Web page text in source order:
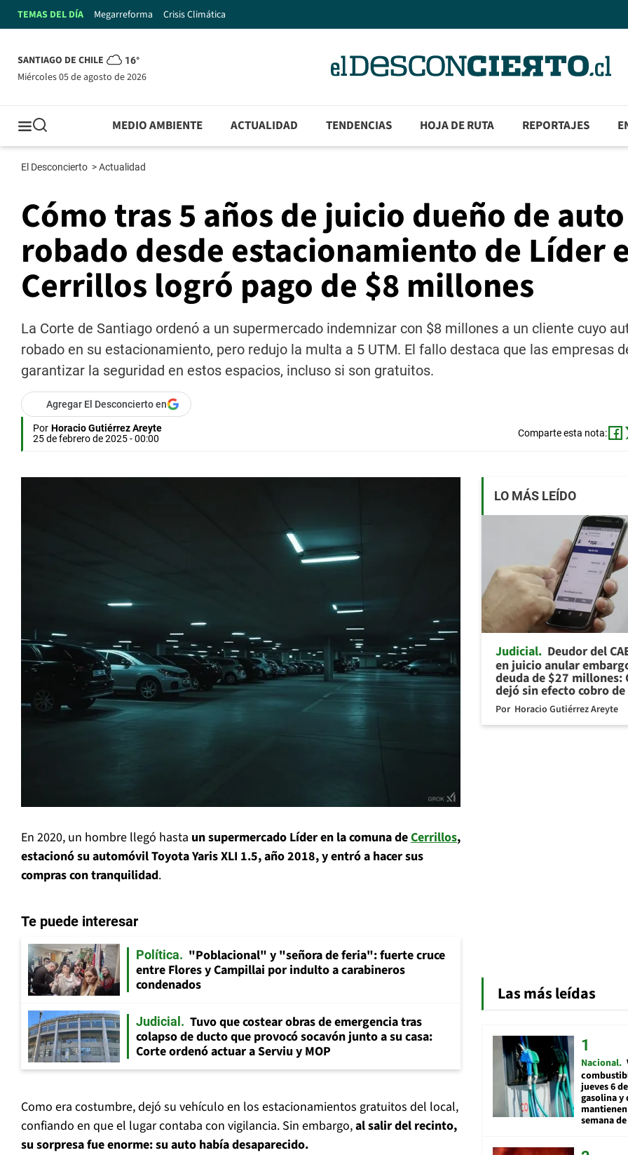
TEMAS DEL DÍA Megarreforma Crisis Climática
SANTIAGO DE CHILE 16°
miércoles 05 de agosto de 2026
MEDIO AMBIENTE ACTUALIDAD TENDENCIAS HOJA DE RUTA REPORTAJES
El Desconcierto >Actualidad
Cómo tras 5 años de juicio dueño de auto
robado desde estacionamiento de Líder
Cerrillos logró pago de $8 millones
La Corte de Santiago ordenó a un supermercado indemnizar con $8 millones a un cliente cuyo
robado en su estacionamiento, pero redujo la multa a 5 UTM. El fallo destaca que las empresas
garantizar la seguridad en estos espacios, incluso si son gratuitos.
Agregar El Desconcierto en
Por Horacio Gutiérrez Areyte
25 de febrero de 2025 - 00:00
Comparte esta nota:
En 2020, un hombre llegó hasta un supermercado Líder en la comuna deCerrillos,
estacionó su automóvil Toyota Yaris XLI 1.5, año 2018, y entró a hacer sus
compras con tranquilidad.
Te puede interesar
Política
"Poblacional" y "señora de feria": fuerte cruce
entre Flores y Campillai por indulto a carabineros
condenados
Judicial
Tuvo que costear obras de emergencia tras
colapso de ducto que provocó socavón junto a su casa:
Corte ordenó actuar a Serviu y MOP
Como era costumbre, dejó su vehículo en los estacionamientos gratuitos del local,
confiando en que el lugar contaba con vigilancia. Sin embargo,al salir del recinto,
su sorpresa fue enorme: su auto había desaparecido.
LO MÁS LEÍDO
Judicial Deudor del
en juicio anular
deuda de $27 millones:
dejó sin efecto cobro de
Por Horacio Gutiérrez Areyte
Las más leídas
Nacional
jueves 6
gasolina y
semana